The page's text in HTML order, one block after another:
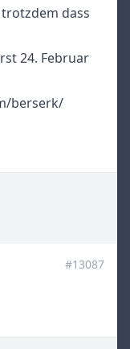
dass
24. Februar
berserk/
#13087